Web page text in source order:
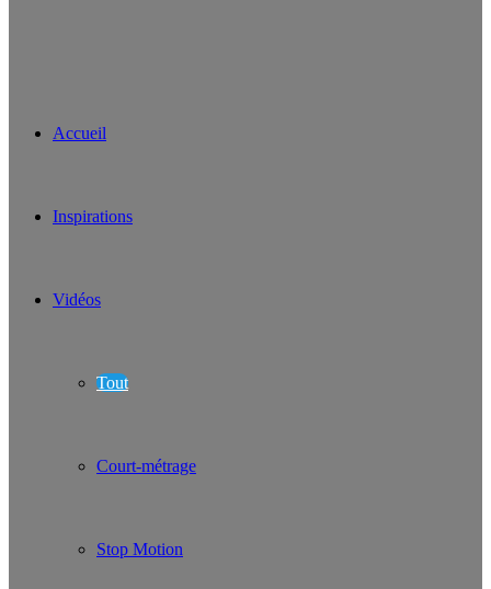
Accueil
Inspirations
Vidéos
Tout
Court-métrage
Stop Motion